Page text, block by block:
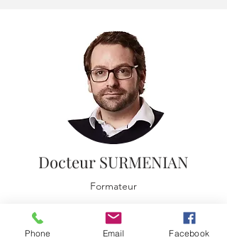
Docteur SURMENIAN
Formateur
Phone Email Facebook